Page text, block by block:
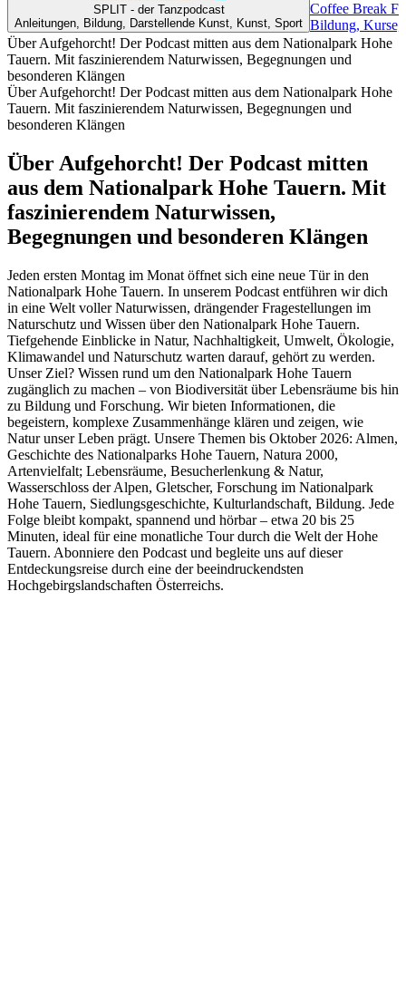
SPLIT - der Tanzpodcast
Anleitungen, Bildung, Darstellende Kunst, Kunst, Sport
Coffee Break
Bildung, Kurse,
Über Aufgehorcht! Der Podcast mitten aus dem Nationalpark Hohe
Tauern. Mit faszinierendem Naturwissen, Begegnungen und
besonderen Klängen
Über Aufgehorcht! Der Podcast mitten aus dem Nationalpark Hohe
Tauern. Mit faszinierendem Naturwissen, Begegnungen und
besonderen Klängen
Über Aufgehorcht! Der Podcast mitten
aus dem Nationalpark Hohe Tauern. Mit
faszinierendem Naturwissen,
Begegnungen und besonderen Klängen
Jeden ersten Montag im Monat öffnet sich eine neue Tür in den
Nationalpark Hohe Tauern. In unserem Podcast entführen wir dich
in eine Welt voller Naturwissen, drängender Fragestellungen im
Naturschutz und Wissen über den Nationalpark Hohe Tauern.
Tiefgehende Einblicke in Natur, Nachhaltigkeit, Umwelt, Ökologie,
Klimawandel und Naturschutz warten darauf, gehört zu werden.
Unser Ziel? Wissen rund um den Nationalpark Hohe Tauern
zugänglich zu machen – von Biodiversität über Lebensräume bis hin
zu Bildung und Forschung. Wir bieten Informationen, die
begeistern, komplexe Zusammenhänge klären und zeigen, wie
Natur unser Leben prägt. Unsere Themen bis Oktober 2026: Almen,
Geschichte des Nationalparks Hohe Tauern, Natura 2000,
Artenvielfalt; Lebensräume, Besucherlenkung & Natur,
Wasserschloss der Alpen, Gletscher, Forschung im Nationalpark
Hohe Tauern, Siedlungsgeschichte, Kulturlandschaft, Bildung. Jede
Folge bleibt kompakt, spannend und hörbar – etwa 20 bis 25
Minuten, ideal für eine monatliche Tour durch die Welt der Hohe
Tauern. Abonniere den Podcast und begleite uns auf dieser
Entdeckungsreise durch eine der beeindruckendsten
Hochgebirgslandschaften Österreichs.